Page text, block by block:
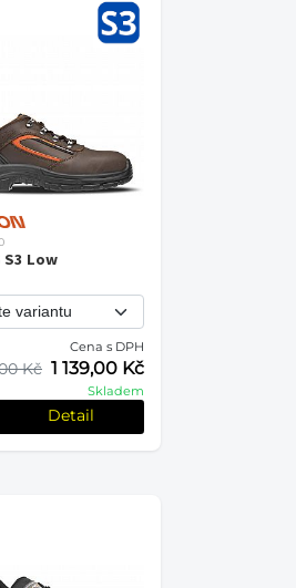
S3 Low
Cena s DPH
Kč 1 139,00 Kč
Skladem
Detail